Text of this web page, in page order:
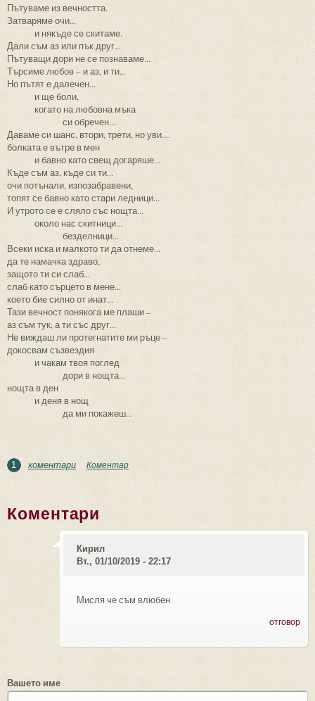
Пътуваме из вечността.
Затваряме очи...
и някъде се скитаме.
Дали съм аз или пък друг...
Пътуващи дори не се познаваме...
Търсиме любов – и аз, и ти...
Но пътят е далечен...
и ще боли,
когато на любовна мъка
си обречен...
Даваме си шанс, втори, трети, но уви....
болката е вътре в мен
и бавно като свещ догаряше...
Къде съм аз, къде си ти...
очи потънали, изпозабравени,
топят се бавно като стари ледници...
И утрото се е сляло със нощта...
около нас скитници...
безделници...
Всеки иска и малкото ти да отнеме...
да те намачка здраво,
защото ти си слаб...
слаб като сърцето в мене...
което бие силно от инат...
Тази вечност понякога ме плаши –
аз съм тук, а ти със друг...
Не виждаш ли протегнатите ми ръце –
докосвам съзвездия
и чакам твоя поглед
дори в нощта...
нощта в ден
и деня в нощ
да ми покажеш...
1 коментари Коментар
Коментари
Кирил
Вт., 01/10/2019 - 22:17
Мисля че съм влюбен
отговор
Вашето име